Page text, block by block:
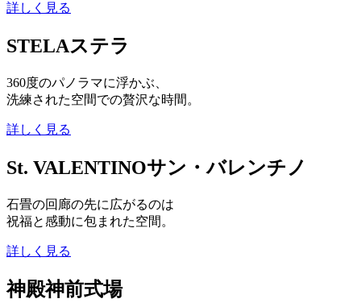
詳しく見る
STELAステラ
360度のパノラマに浮かぶ、
洗練された空間での贅沢な時間。
詳しく見る
St. VALENTINOサン・バレンチノ
石畳の回廊の先に広がるのは
祝福と感動に包まれた空間。
詳しく見る
神殿神前式場